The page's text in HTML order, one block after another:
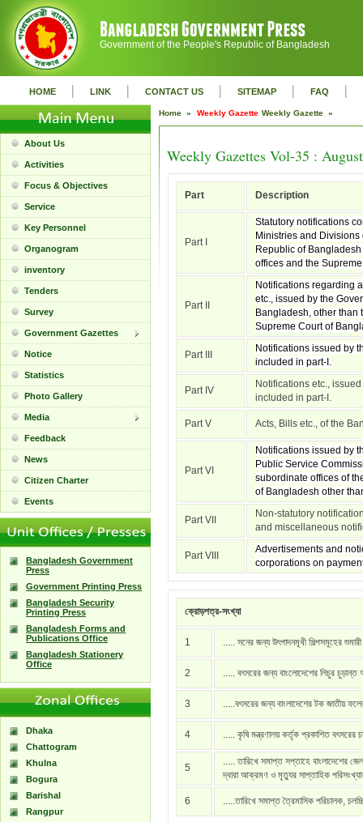
Government of the People's Republic of Bangladesh
HOME | LINK | CONTACT US | SITEMAP | FAQ |
About Us
Activities
Focus & Objectives
Service
Key Personnel
Organogram
inventory
Tenders
Survey
Government Gazettes
Notice
Statistics
Photo Gallery
Media
Feedback
News
Citizen Charter
Events
Bangladesh Government
Press
Government Printing Press
Bangladesh Security
Printing Press
Bangladesh Forms and
Publications Office
Bangladesh Stationery
Office
Dhaka
Chattogram
Khulna
Bogura
Barishal
Rangpur
Home » Weekly Gazette Weekly Gazette »
Weekly Gazettes Vol-35 :
Part Description
Part I
Statutory notifications
Ministries and Divisions
Republic of
offices and the
Part II
Notifications regarding
etc., issued by the
Bangladesh, other than
Supreme Court of
Part III
Notifications issued by
included in part-I.
Part IV
Notifications etc.,
included in part-I.
Part V Acts, Bills etc., of the
Part VI
Notifications issued by
Public Service
subordinate offices of
of Bangladesh other
Part VII
Non-statutory
and miscellaneous
Part VIII
Advertisements and
corporations on
ক্রোড়পত্র-সংখ্যা
1 ..... সনের জন্য উৎপাদনমূখী শিল্পসমূহের
2 ..... বৎসরের জন্য বাংলোদেশের লিচুর চুড়ান্ত
3 .....বৎসরের জন্য বাংলাদেশের টক জাতীয়
4 ..... কৃষি মন্ত্রণালয় কর্তৃক প্রকাশিত বৎসরের
5
..... তারিখে সমাপ্ত সপ্তাহে বাংলাদেশের
দ্বারা আক্রমণ ও মৃত্যুর সাপ্তাহিক
6 .....তারিখে সমাপ্ত ত্রৈমাসিক পরিচালক,